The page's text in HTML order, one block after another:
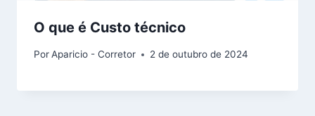
O que é Custo técnico
PorAparicio - Corretor 2 de outubro de 2024